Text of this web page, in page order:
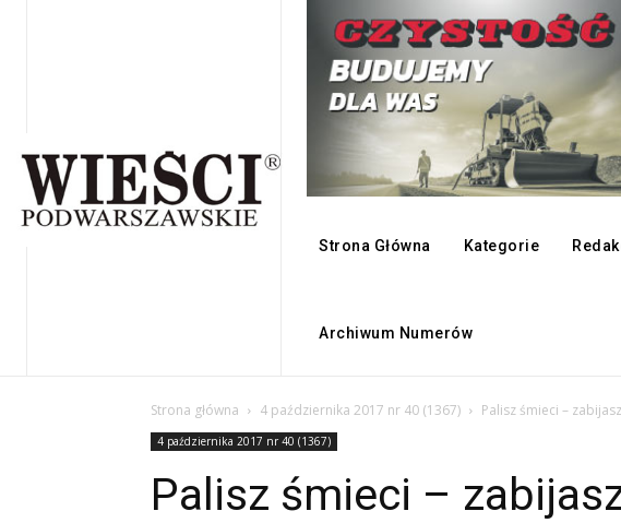
Strona Główna Kategorie
Archiwum Numerów
Strona główna 4 października 2017 nr 40 (1367) Palisz śmieci –
4 października 2017 nr 40 (1367)
Palisz śmieci –